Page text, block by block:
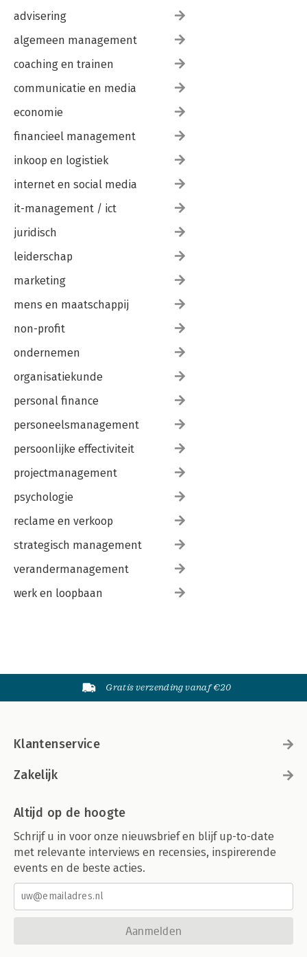
advisering
algemeen management
coaching en trainen
communicatie en media
economie
financieel management
inkoop en logistiek
internet en social media
it-management / ict
juridisch
leiderschap
marketing
mens en maatschappij
non-profit
ondernemen
organisatiekunde
personal finance
personeelsmanagement
persoonlijke effectiviteit
projectmanagement
psychologie
reclame en verkoop
strategisch management
verandermanagement
werk en loopbaan
Gratis verzending vanaf €20
Klantenservice
Zakelijk
Altijd op de hoogte
Schrijf u in voor onze nieuwsbrief en blijf up-to-date
met relevante interviews en recensies, inspirerende
events en de beste acties.
Aanmelden